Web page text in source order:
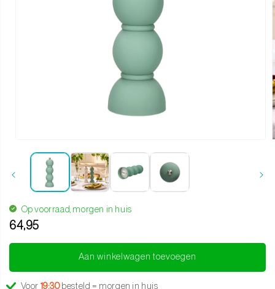
openen
Op voorraad, morgen in huis
Translation
64,95
Aan winkelwagen toevoegen
Voor 19:30besteld = morgen in huis